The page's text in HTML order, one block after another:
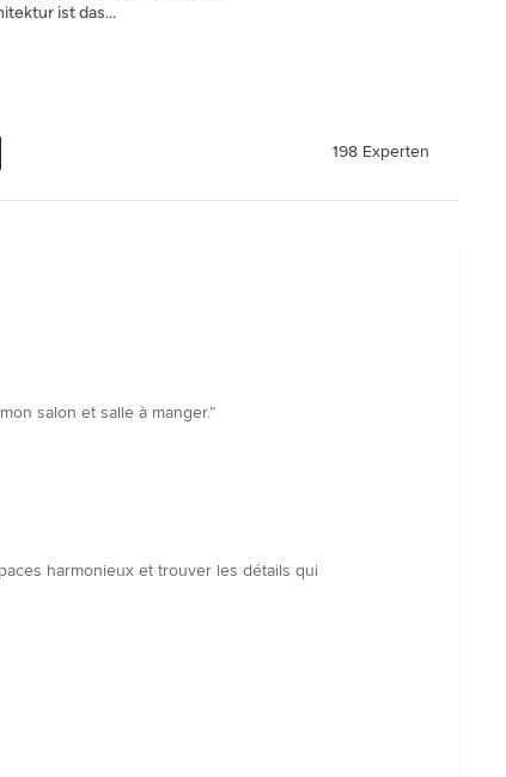
ist das...
198 Experten
salon et salle à manger.”
harmonieux et trouver les détails qui